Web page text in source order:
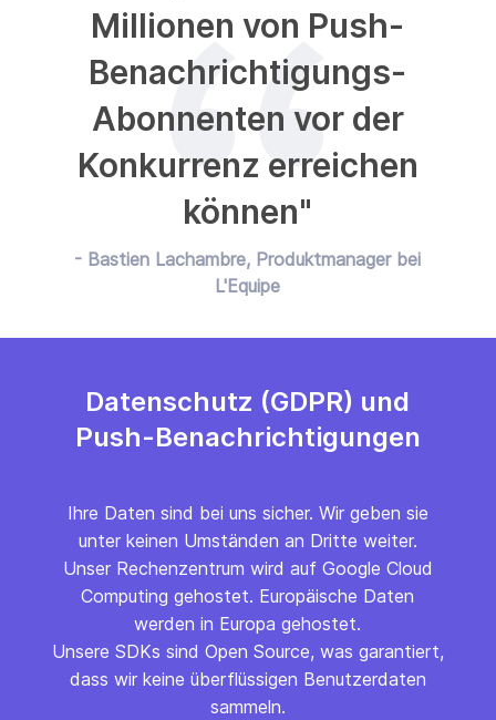
Millionen von Push-
Benachrichtigungs-
Abonnenten vor der
Konkurrenz erreichen
können"
- Bastien Lachambre, Produktmanager bei
L'Equipe
Datenschutz (GDPR) und
Push-Benachrichtigungen
Ihre Daten sind bei uns sicher. Wir geben sie
unter keinen Umständen an Dritte weiter.
Unser Rechenzentrum wird auf Google Cloud
Computing gehostet. Europäische Daten
werden in Europa gehostet.
Unsere SDKs sind Open Source, was garantiert,
dass wir keine überflüssigen Benutzerdaten
sammeln.